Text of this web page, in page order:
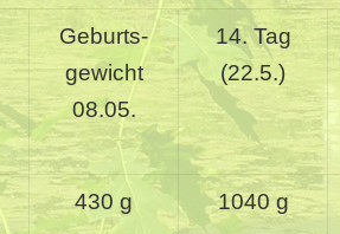
Geburts-
gewicht
08.05.
14. Tag
(22.5.)
430 g 1040 g